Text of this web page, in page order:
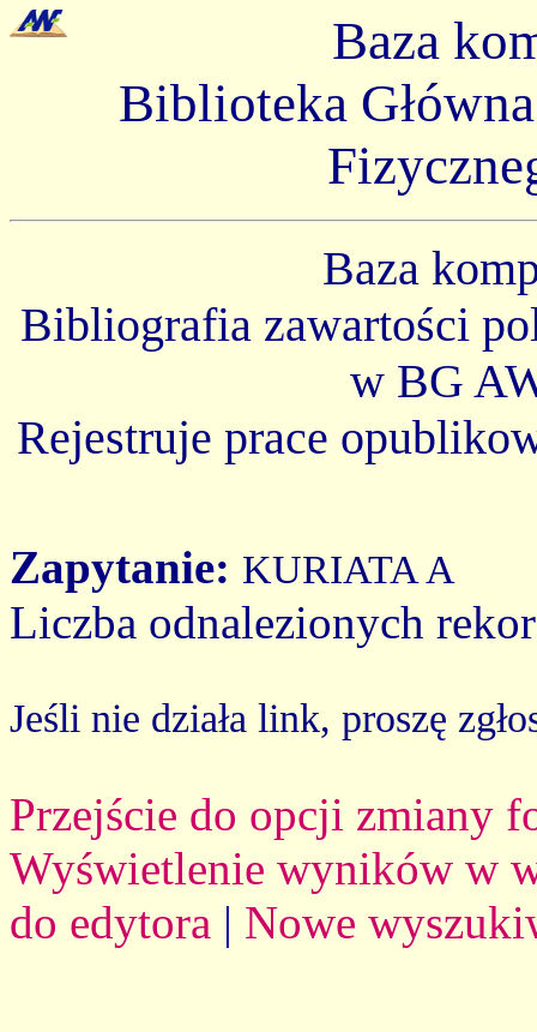
Baza
Biblioteka
Baza
Bibliografia zawartości
w BG
Rejestruje prace
Zapytanie: KURIATA A
Liczba odnalezionych
Jeśli nie działa link, proszę
Przejście do opcji zmiany
Wyświetlenie wyników w
do edytora | Nowe